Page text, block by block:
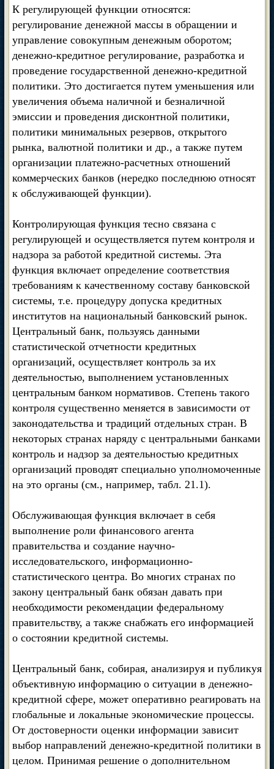
К регулирующей функции относятся:
регулирование денежной массы в обращении и
управление совокупным денежным оборотом;
денежно-кредитное регулирование, разработка и
проведение государственной денежно-кредитной
политики. Это достигается путем уменьшения или
увеличения объема наличной и безналичной
эмиссии и проведения дисконтной политики,
политики минимальных резервов, открытого
рынка, валютной политики и др., а также путем
организации платежно-расчетных отношений
коммерческих банков (нередко последнюю относят
к обслуживающей функции).
Контролирующая функция тесно связана с
регулирующей и осуществляется путем контроля и
надзора за работой кредитной системы. Эта
функция включает определение соответствия
требованиям к качественному составу банковской
системы, т.е. процедуру допуска кредитных
институтов на национальный банковский рынок.
Центральный банк, пользуясь данными
статистической отчетности кредитных
организаций, осуществляет контроль за их
деятельностью, выполнением установленных
центральным банком нормативов. Степень такого
контроля существенно меняется в зависимости от
законодательства и традиций отдельных стран. В
некоторых странах наряду с центральными банками
контроль и надзор за деятельностью кредитных
организаций проводят специально уполномоченные
на это органы (см., например, табл. 21.1).
Обслуживающая функция включает в себя
выполнение роли финансового агента
правительства и создание научно-
исследовательского, информационно-
статистического центра. Во многих странах по
закону центральный банк обязан давать при
необходимости рекомендации федеральному
правительству, а также снабжать его информацией
о состоянии кредитной системы.
Центральный банк, собирая, анализируя и публикуя
объективную информацию о ситуации в денежно-
кредитной сфере, может оперативно реагировать на
глобальные и локальные экономические процессы.
От достоверности оценки информации зависит
выбор направлений денежно-кредитной политики в
целом. Принимая решение о дополнительном